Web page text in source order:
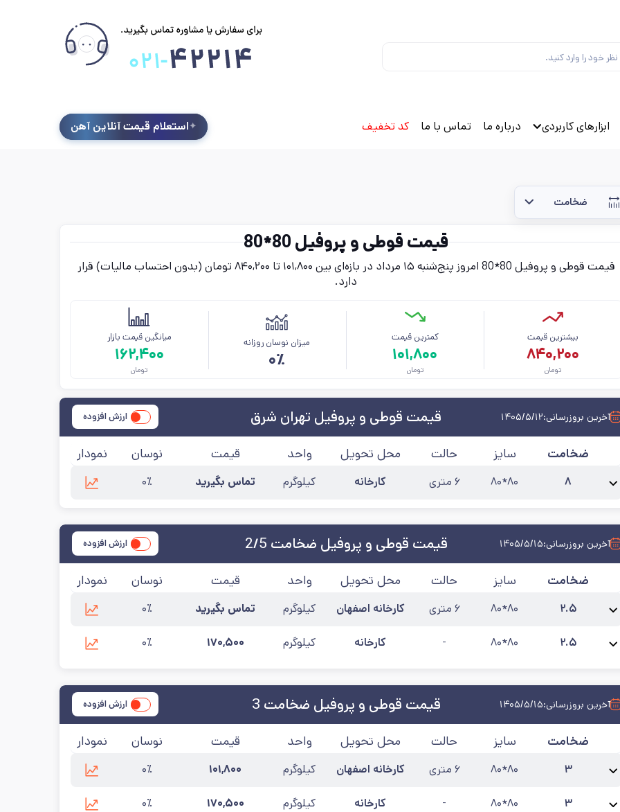
ابزارهای کاربردی درباره ما تماس با ما کد تخفیف استعلام قیمت آنلاین آهن
ضخامت
قیمت قوطی و پروفیل 80*80
قیمت قوطی و پروفیل 80*80 امروز پنج‌شنبه ۱۵ مرداد در بازه‌ای بین ۱۰۱,۸۰۰ تا ۸۴۰,۲۰۰ تومان (بدون احتساب مالیات) قرار
دارد.
بیشترین قیمت
۸۴۰,۲۰۰
تومان
کمترین قیمت
۱۰۱,۸۰۰
تومان
میزان نوسان روزانه
۰٪
میانگین قیمت بازار
۱۶۲,۴۰۰
تومان
ارزش افزوده قیمت قوطی و پروفیل تهران شرق آخرین بروزرسانی:۱۴۰۵/۵/۱۲
ضخامت سایز حالت محل تحویل واحد قیمت نوسان نمودار
۸ ۸۰*۸۰ ۶ متری کارخانه کیلوگرم تماس بگیرید ۰٪
ارزش افزوده قیمت قوطی و پروفیل ضخامت 2/5 آخرین بروزرسانی:۱۴۰۵/۵/۱۵
ضخامت سایز حالت محل تحویل واحد قیمت نوسان نمودار
۲.۵ ۸۰*۸۰ ۶ متری کارخانه اصفهان کیلوگرم تماس بگیرید ۰٪
۲.۵ ۸۰*۸۰ - کارخانه کیلوگرم ۱۷۰,۵۰۰ ۰٪
ارزش افزوده قیمت قوطی و پروفیل ضخامت 3 آخرین بروزرسانی:۱۴۰۵/۵/۱۵
ضخامت سایز حالت محل تحویل واحد قیمت نوسان نمودار
۳ ۸۰*۸۰ ۶ متری کارخانه اصفهان کیلوگرم ۱۰۱,۸۰۰ ۰٪
۳ ۸۰*۸۰ - کارخانه کیلوگرم ۱۷۰,۵۰۰ ۰٪